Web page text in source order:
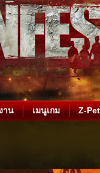
าน เมนูเกม Z-Pet